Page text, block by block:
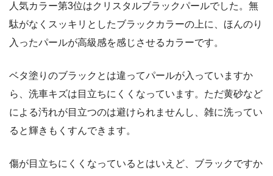
人気カラー第3位はクリスタルブラックパールでした。無
駄がなくスッキリとしたブラックカラーの上に、ほんのり
入ったパールが高級感を感じさせるカラーです。
ベタ塗りのブラックとは違ってパールが入っていますか
ら、洗車キズは目立ちにくくなっています。ただ黄砂など
による汚れが目立つのは避けられませんし、雑に洗ってい
ると輝きもくすんできます。
傷が目立ちにくくなっているとはいえど、ブラックですか